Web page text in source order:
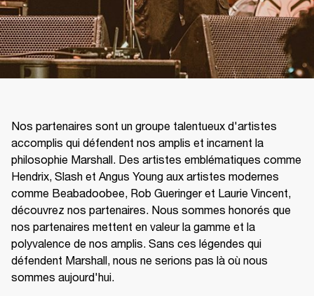
Nos partenaires sont un groupe talentueux d'artistes
accomplis qui défendent nos amplis et incarnent la
philosophie Marshall. Des artistes emblématiques comme
Hendrix, Slash et Angus Young aux artistes modernes
comme Beabadoobee, Rob Gueringer et Laurie Vincent,
découvrez nos partenaires. Nous sommes honorés que
nos partenaires mettent en valeur la gamme et la
polyvalence de nos amplis. Sans ces légendes qui
défendent Marshall, nous ne serions pas là où nous
sommes aujourd'hui.